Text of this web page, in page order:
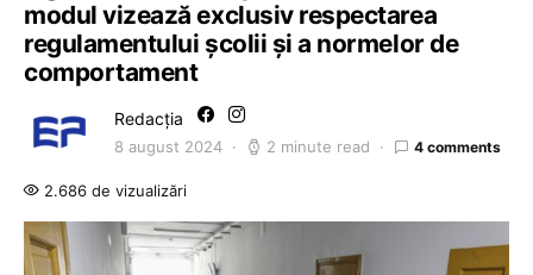
modul vizează exclusiv respectarea
regulamentului școlii și a normelor de
comportament
Redacția
8 august 2024 2 minute read 4 comments
2.686 de vizualizări